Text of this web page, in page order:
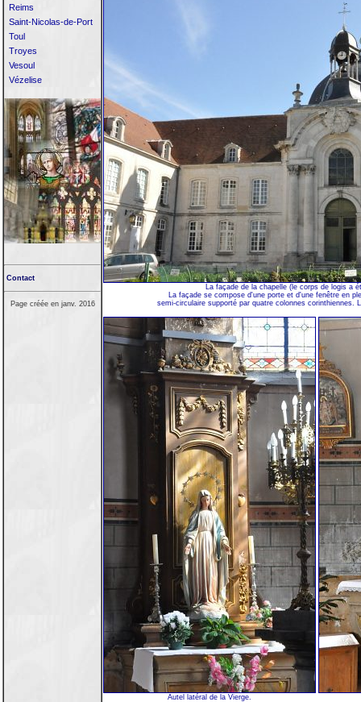
Reims
Saint-Nicolas-de-Port
Toul
Troyes
Vesoul
Vézelise
Contact
Page créée en janv. 2016
La façade de la chapelle (le corps de logis a
La façade se compose d'une porte et d'une fenêtre en
semi-circulaire supporté par quatre colonnes corinthiennes.
Autel latéral de la Vierge.